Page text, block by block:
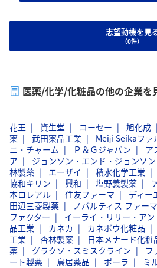
志望動機を見
（0件）
医薬/化学/化粧品の他の企業を
花王 資生堂 コーセー 旭化成
薬
武田薬品工業 Meiji Seikaファ
ニ・チャーム
Ｐ＆Ｇジャパン ア
ア
ジョンソン・エンド・ジョンソン
林製薬
エーザイ 積水化学工業
協和キリン
興和 塩野義製薬
本ロレアル
住友ファーマ ディー
田辺三菱製薬
ノバルティス ファーマ
ファクター
イーライ・リリー・ア
品工業
カネカ カネボウ化粧品
工業
杏林製薬 日本メナード化粧
薬
グラクソ・スミスクライン フ
ート製薬
鳥居薬品 ポーラ ミ